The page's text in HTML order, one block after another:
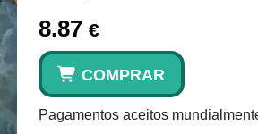
8.87 €
COMPRAR
Pagamentos aceitos